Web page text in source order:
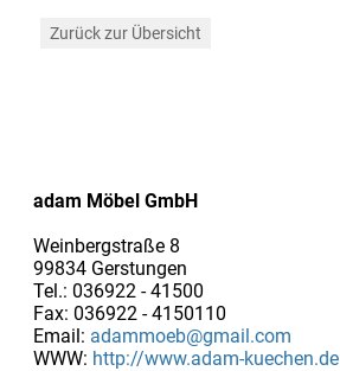
Zurück zur Übersicht
adam Möbel GmbH
Weinbergstraße 8
99834 Gerstungen
Tel.: 036922 - 41500
Fax: 036922 - 4150110
Email: adammoeb@gmail.com
WWW: http://www.adam-kuechen.de